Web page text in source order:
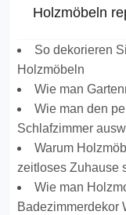
Holzmöbeln
So dekorieren
Holzmöbeln
Wie man
Wie man den
Schlafzimmer
Warum
zeitloses Zuhause
Wie man
Badezimmerdekor